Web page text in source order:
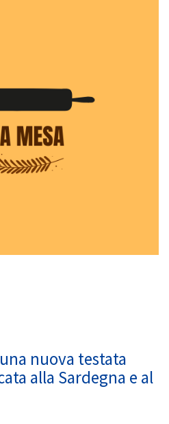
nuova testata
alla Sardegna e al